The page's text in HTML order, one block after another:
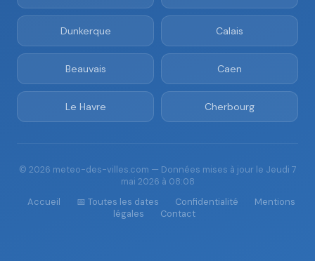
Dunkerque Calais
Beauvais Caen
Le Havre Cherbourg
© 2026 meteo-des-villes.com — Données mises à jour le Jeudi 7
mai 2026 à 08:08
Accueil
📅 Toutes les dates Confidentialité
Mentions
légales
Contact